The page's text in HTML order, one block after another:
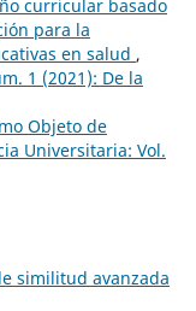
curricular basado
para la
en salud ,
1 (2021): De la
Objeto de
Universitaria: Vol.
similitud avanzada